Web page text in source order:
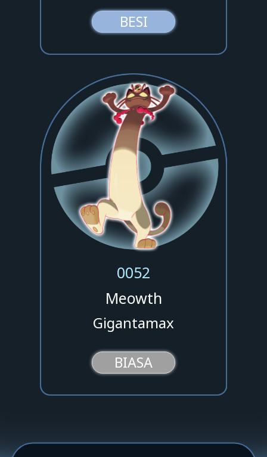
BESI
0052
Meowth
Gigantamax
BIASA